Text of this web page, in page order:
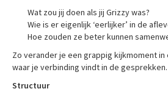
Wat zou jij doen als jij Grizzy was?
Wie is er eigenlijk ‘eerlijker’ in de
Hoe zouden ze beter kunnen
Zo verander je een grappig kijkmoment
waar je verbinding vindt in de gesprekken.
Structuur